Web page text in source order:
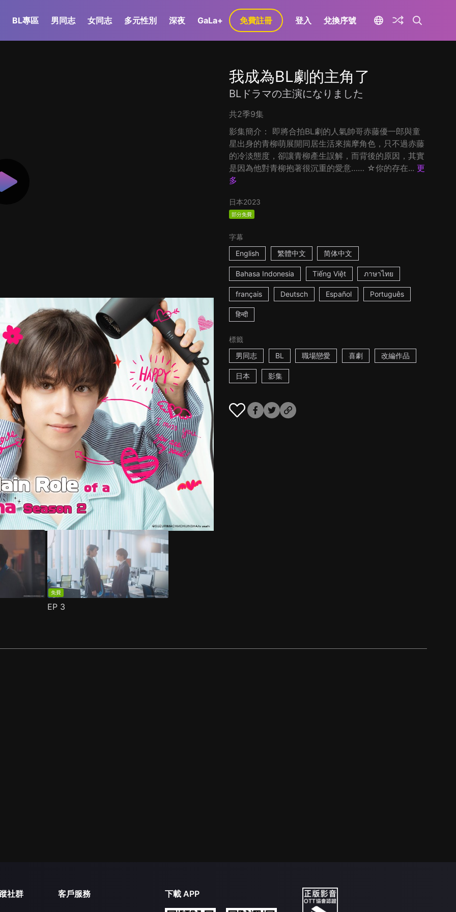
BL專區 男同志 女同志 多元性別 深夜 GaLa+ 免費註冊 登入 兌換序號
我成為BL劇的主角了
BLドラマの主演になりました
共2季9集
影集簡介： 即將合拍BL劇的人氣帥哥赤藤優一郎與童
星出身的青柳萌展開同居生活來揣摩角色，只不過赤藤
的冷淡態度，卻讓青柳產生誤解，而背後的原因，其實
是因為他對青柳抱著很沉重的愛意…… ☆你的存在... 更
多
日本2023
部分免費
字幕
English
繁體中文 简体中文
Bahasa Indonesia Tiếng Việt ภาษาไทย
français Deutsch Español Português
हिन्दी
標籤
男同志
BL 職場戀愛 喜劇 改編作品
日本 影集
免費
EP 3
社群 客戶服務 下載 APP